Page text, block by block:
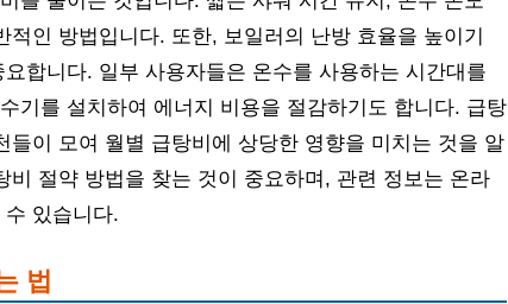
인 방법입니다. 또한, 보일러의 난방 효율을 높이기
합니다. 일부 사용자들은 온수를 사용하는 시간대를
기를 설치하여 에너지 비용을 절감하기도 합니다. 급탕
이 모여 월별 급탕비에 상당한 영향을 미치는 것을 알
절약 방법을 찾는 것이 중요하며, 관련 정보는 온라
있습니다.
법